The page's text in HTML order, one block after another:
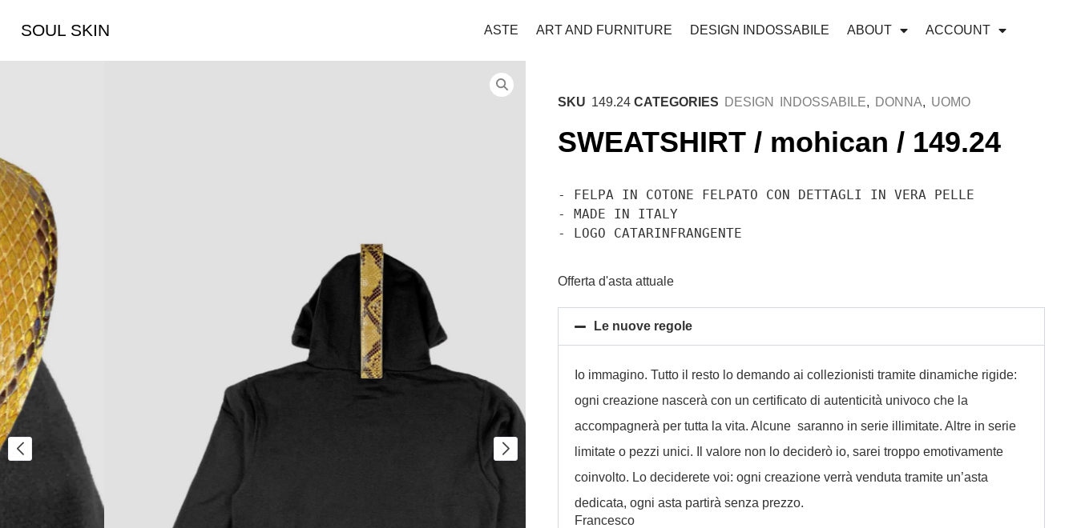
SOUL SKIN ASTE ART AND FURNITURE DESIGN INDOSSABILE ABOUT ACCOUNT
SKU 149.24 CATEGORIES DESIGN INDOSSABILE, DONNA, UOMO
SWEATSHIRT / mohican / 149.24
- FELPA IN COTONE FELPATO CON DETTAGLI IN VERA PELLE
- MADE IN ITALY
- LOGO CATARINFRANGENTE
Offerta d'asta attuale
Le nuove regole
Io immagino. Tutto il resto lo demando ai collezionisti tramite dinamiche rigide:
ogni creazione nascerà con un certificato di autenticità univoco che la
accompagnerà per tutta la vita. Alcune saranno in serie illimitate. Altre in serie
limitate o pezzi unici. Il valore non lo deciderò io, sarei troppo emotivamente
coinvolto. Lo deciderete voi: ogni creazione verrà venduta tramite un’asta
dedicata, ogni asta partirà senza prezzo.
Francesco